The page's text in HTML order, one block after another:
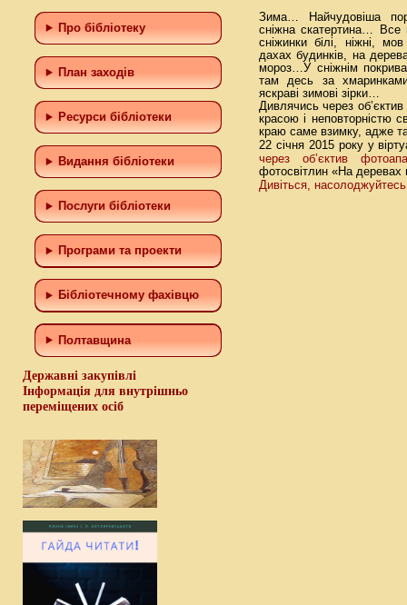
Про бібліотеку
План заходів
Ресурси бібліотеки
Видання бібліотеки
Послуги бібліотеки
Програми та проекти
Бiблiотечному фахiвцю
Полтавщина
Державні закупівлі
Інформація для внутрішньо
переміщених осіб
Зима… Найчудовіша
сніжна скатертина… Все
сніжинки білі, ніжні,
дахах будинків, на
мороз…У сніжнім
там десь за
яскраві зимові зірки…
Дивлячись через
красою і неповторністю
краю саме взимку, адже
22 січня 2015 року у
через об’єктив
фотосвітлин «На деревах
Дивіться,